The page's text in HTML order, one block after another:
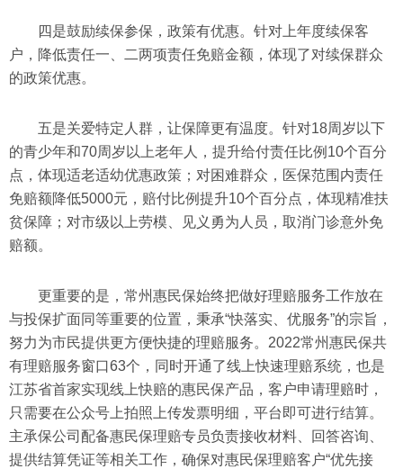
四是鼓励续保参保，政策有优惠。针对上年度续保客
户，降低责任一、二两项责任免赔金额，体现了对续保群众
的政策优惠。
五是关爱特定人群，让保障更有温度。针对18周岁以下
的青少年和70周岁以上老年人，提升给付责任比例10个百分
点，体现适老适幼优惠政策；对困难群众，医保范围内责任
免赔额降低5000元，赔付比例提升10个百分点，体现精准扶
贫保障；对市级以上劳模、见义勇为人员，取消门诊意外免
赔额。
更重要的是，常州惠民保始终把做好理赔服务工作放在
与投保扩面同等重要的位置，秉承“快落实、优服务”的宗旨，
努力为市民提供更方便快捷的理赔服务。2022常州惠民保共
有理赔服务窗口63个，同时开通了线上快速理赔系统，也是
江苏省首家实现线上快赔的惠民保产品，客户申请理赔时，
只需要在公众号上拍照上传发票明细，平台即可进行结算。
主承保公司配备惠民保理赔专员负责接收材料、回答咨询、
提供结算凭证等相关工作，确保对惠民保理赔客户“优先接